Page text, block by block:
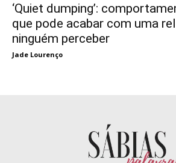
‘Quiet dumping’:
que pode acabar com uma
ninguém perceber
Jade Lourenço